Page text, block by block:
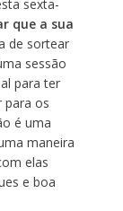
sexta-
que a sua
de sortear
sessão
para ter
para os
é uma
maneira
elas
e boa